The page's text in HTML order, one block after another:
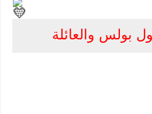
بولس والعائلة